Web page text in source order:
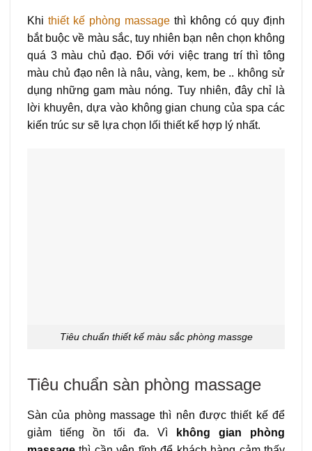
Khi thiết kế phòng massage thì không có quy định
bắt buộc về màu sắc, tuy nhiên bạn nên chọn không
quá 3 màu chủ đạo. Đối với việc trang trí thì tông
màu chủ đạo nên là nâu, vàng, kem, be .. không sử
dụng những gam màu nóng. Tuy nhiên, đây chỉ là
lời khuyên, dựa vào không gian chung của spa các
kiến trúc sư sẽ lựa chọn lối thiết kế hợp lý nhất.
Tiêu chuẩn thiết kế màu sắc phòng massge
Tiêu chuẩn sàn phòng massage
Sàn của phòng massage thì nên được thiết kế để
giảm tiếng ồn tối đa. Vì
không gian phòng